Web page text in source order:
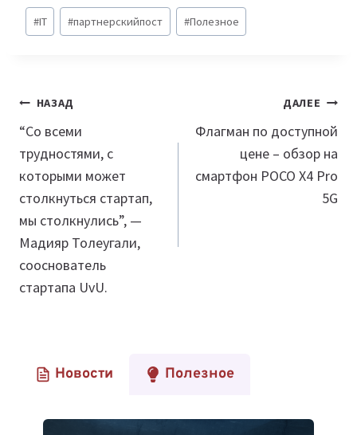
Метки
записи:
#IT #партнерскийпост #Полезное
Навигация
по
записям
НАЗАД
“Со всеми
трудностями, с
которыми может
столкнуться стартап,
мы столкнулись”, —
Мадияр Толеугали,
сооснователь
стартапа UvU.
ДАЛЕЕ
Флагман по доступной
цене – обзор на
смартфон POCO X4 Pro
5G
Новости Полезное